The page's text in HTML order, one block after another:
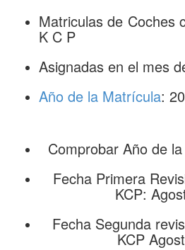
Matriculas de Coches
K C P
Asignadas en el mes
Año de la Matrícula:
Comprobar Año de
Fecha Primera
KCP:
Fecha Segunda
KCP